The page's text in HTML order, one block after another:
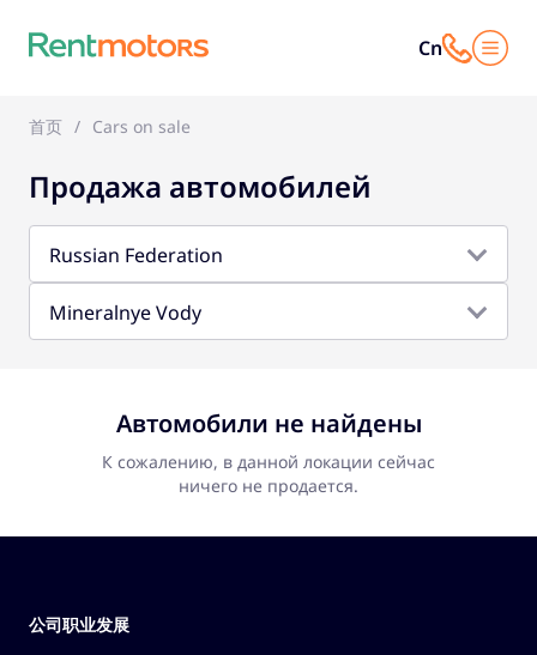
Cn
首页 Cars on sale
Продажа автомобилей
Russian Federation
Mineralnye Vody
Автомобили не найдены
К сожалению, в данной локации сейчас
ничего не продается.
公司职业发展